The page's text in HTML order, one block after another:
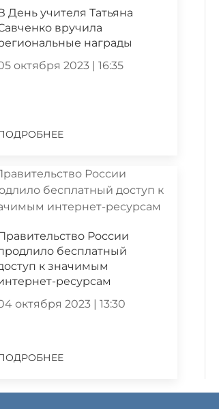
День учителя Татьяна
вручила
награды
октября 2023 | 16:35
России
бесплатный
к значимым
ресурсам
октября 2023 | 13:30